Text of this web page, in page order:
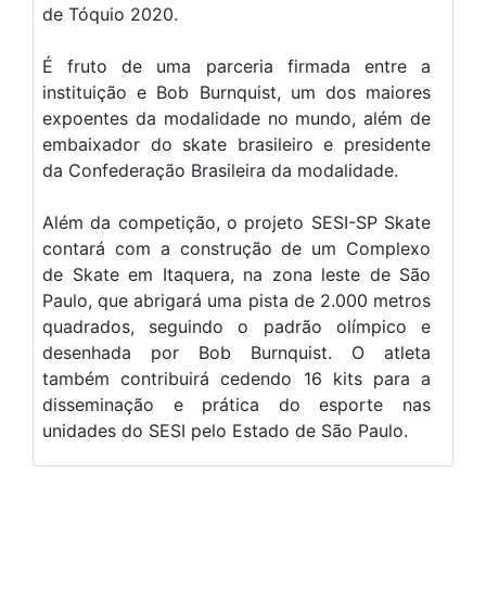
de Tóquio 2020.
É fruto de uma parceria firmada entre a
instituição e Bob Burnquist, um dos maiores
expoentes da modalidade no mundo, além de
embaixador do skate brasileiro e presidente
da Confederação Brasileira da modalidade.
Além da competição, o projeto SESI-SP Skate
contará com a construção de um Complexo
de Skate em Itaquera, na zona leste de São
Paulo, que abrigará uma pista de 2.000 metros
quadrados, seguindo o padrão olímpico e
desenhada por Bob Burnquist. O atleta
também contribuirá cedendo 16 kits para a
disseminação e prática do esporte nas
unidades do SESI pelo Estado de São Paulo.